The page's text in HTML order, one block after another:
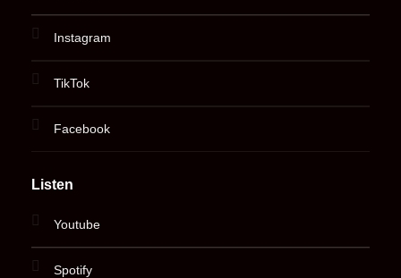
Instagram
TikTok
Facebook
Listen
Youtube
Spotify